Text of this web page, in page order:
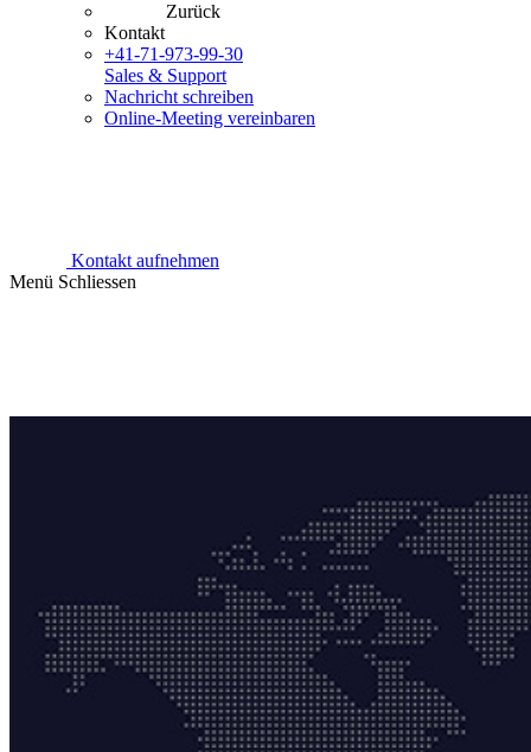
Zurück
Kontakt
+41-71-973-99-30
Sales & Support
Nachricht schreiben
Online-Meeting vereinbaren
Kontakt aufnehmen
Menü Schliessen